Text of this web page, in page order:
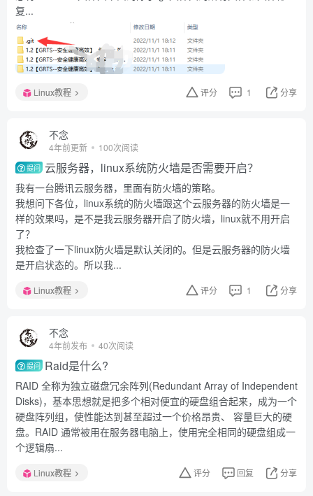
复...
Linux教程 评分 1 分享
不念
4年前更新 100次阅读
提问 云服务器，linux系统防火墙是否需要开启？
我有一台腾讯云服务器，里面有防火墙的策略。
我想问下各位，linux系统的防火墙跟这个云服务器的防火墙是一
样的效果吗，是不是我云服务器开启了防火墙，linux就不用开启
了？
我检查了一下linux防火墙是默认关闭的。但是云服务器的防火墙
是开启状态的。所以我...
Linux教程 评分 1 分享
不念
4年前发布 40次阅读
提问 Raid是什么?
RAID 全称为独立磁盘冗余阵列(Redundant Array of Independent
Disks)，基本思想就是把多个相对便宜的硬盘组合起来，成为一个
硬盘阵列组，使性能达到甚至超过一个价格昂贵、 容量巨大的硬
盘。RAID 通常被用在服务器电脑上，使用完全相同的硬盘组成一
个逻辑扇...
Linux教程 评分 回复 分享